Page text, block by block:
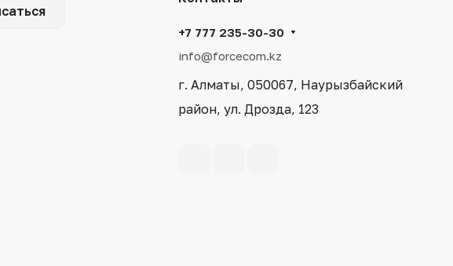
+7 777 235-30-30
info@forcecom.kz
г. Алматы, 050067, Наурызбайский
район, ул. Дрозда, 123